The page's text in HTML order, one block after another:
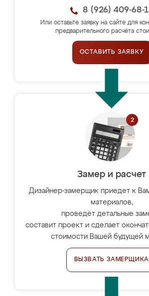
8 (926) 409-68-
Или оставьте заявку на сайте для
предварительного расчёта
ОСТАВИТЬ ЗАЯВКУ
Замер и расчет
Дизайнер-замерщик приедет к
материалов,
проведёт детальные
составит проект и сделает
стоимости Вашей будущей
ВЫЗВАТЬ ЗАМЕРЩИКА